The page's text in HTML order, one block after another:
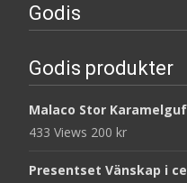
Godis
Godis produkter
Malaco Stor
433 Views 200 kr
Presentset Vänskap i